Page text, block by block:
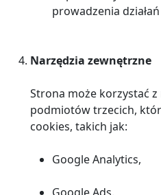
prowadzenia
Narzędzia zewnętrzne
Strona może korzystać z
podmiotów trzecich,
cookies, takich jak:
Google Analytics,